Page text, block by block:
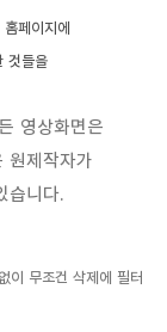
페이지에
것들을
영상화면은
원제작자가
습니다.
이 무조건 삭제에 필터